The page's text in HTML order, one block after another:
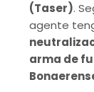
(Taser).
agente
arma de